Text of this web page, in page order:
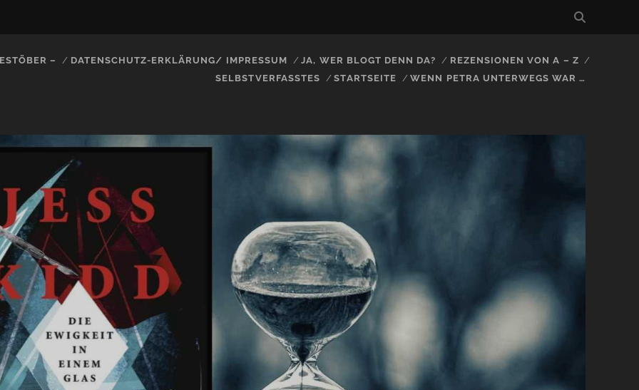
– DATENSCHUTZ-ERKLÄRUNG/ IMPRESSUM JA, WER BLOGT DENN DA?
REZENSIONEN VON A – Z
SELBSTVERFASSTES
STARTSEITE WENN PETRA UNTERWEGS WAR …